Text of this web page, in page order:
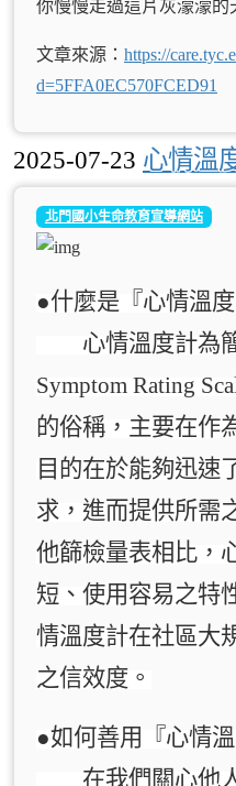
你慢慢走過這片灰濛濛的
文章來源： https://
d=5FFA0EC570FCED91
2025-07-23 心情溫
北門國小生命教育宣導網站
●什麼是『心情溫
心情溫度計為簡
Symptom Rating
的俗稱，主要在作
目的在於能夠迅速
求，進而提供所需
他篩檢量表相比，
短、使用容易之特
情溫度計在社區大
之信效度。
●如何善用『心情
在我們關心他人